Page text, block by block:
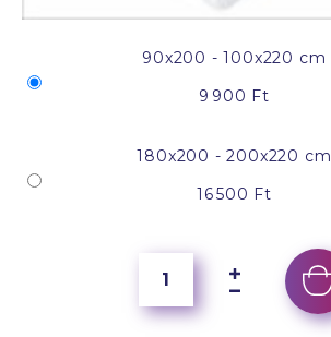
90x200 - 100x220 cm
9 900 Ft
180x200 - 200x220 cm
16 500 Ft